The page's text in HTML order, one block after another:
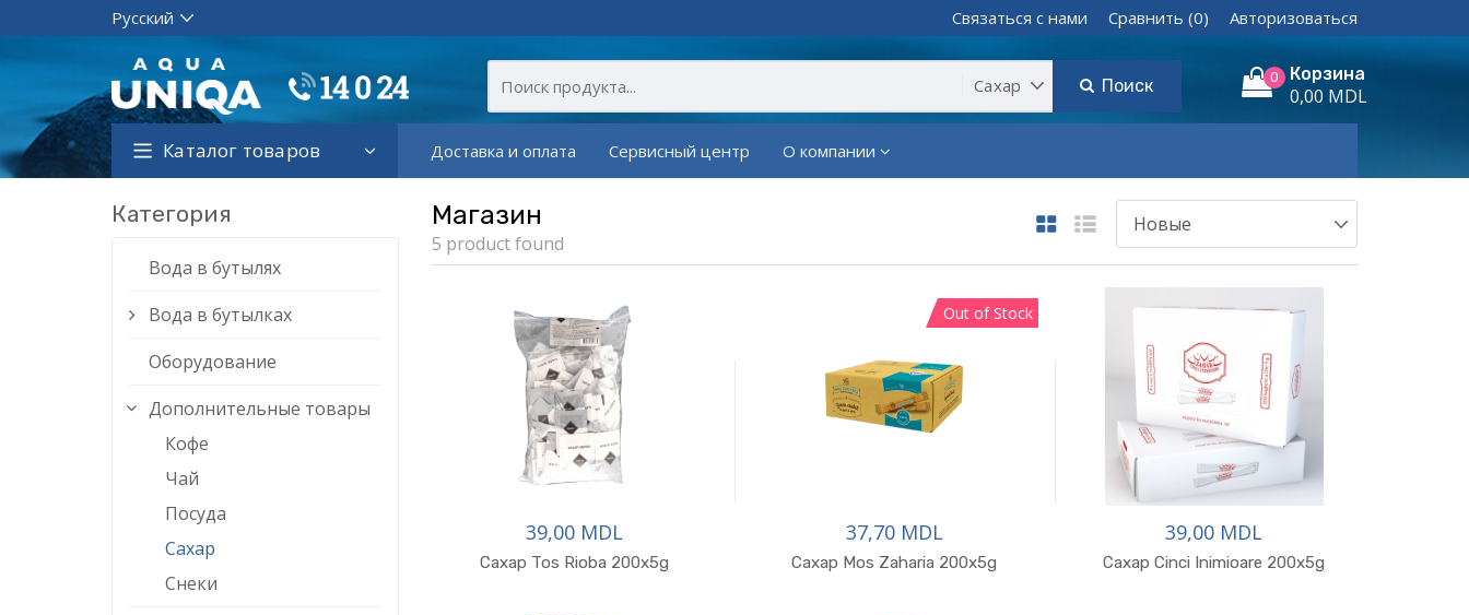
Связаться с нами Сравнить (0) Авторизоваться
0 Корзина
0,00 MDL
Поиск
Каталог товаров Доставка и оплата Сервисный центр О компании
Категория
Вода в бутылях
Вода в бутылках
Оборудование
Дополнительные товары
Кофе
Чай
Посуда
Сахар
Снеки
Магазин
5 product found
39,00 MDL
Сахар Tos Rioba 200x5g
Out of Stock
37,70 MDL
Сахар Mos Zaharia 200x5g
39,00 MDL
Сахар Cinci Inimioare 200x5g